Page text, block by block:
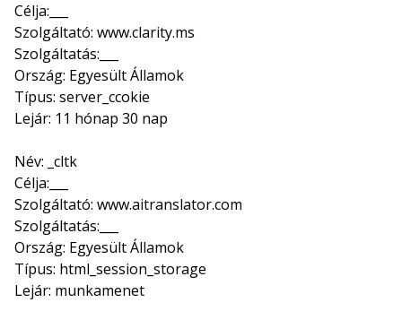
Célja:___
Szolgáltató: www.clarity.ms
Szolgáltatás:___
Ország: Egyesült Államok
Típus: server_ccokie
Lejár: 11 hónap 30 nap
Név: _cltk
Célja:___
Szolgáltató: www.aitranslator.com
Szolgáltatás:___
Ország: Egyesült Államok
Típus: html_session_storage
Lejár: munkamenet